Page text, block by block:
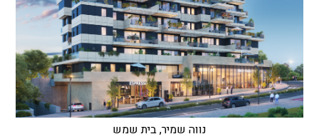
נווה שמיר, בית שמש